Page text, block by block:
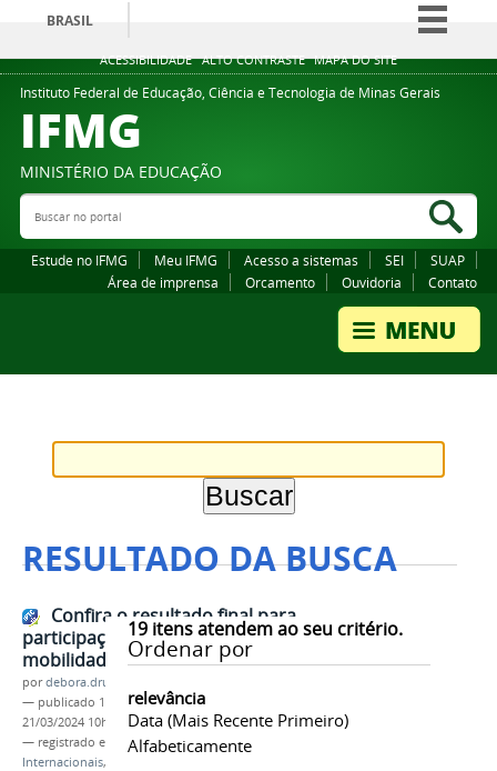
ACESSIBILIDADE ALTO CONTRASTE MAPA DO SITE
BRASIL
Simplifique!
Comunica BR
Legislação
Instituto Federal de Educação, Ciência e Tecnologia de Minas Gerais
IFMG
MINISTÉRIO DA EDUCAÇÃO
Buscar no portal
Estude no IFMG Meu IFMG Acesso a sistemas SEI
SUAP
Área de imprensa
Orcamento Ouvidoria Contato
RESULTADO DA BUSCA
19itens atendem ao seu critério.
Ordenar por
relevância
Data (mais Recente Primeiro)
Alfabeticamente
Confira o resultado final para
participação no programa de
mobilidade acadêmica
pordebora.drumond
— publicado 15/12/2017—última modificação
21/03/2024 10h04
— registrado em:
Assessoria de Relações
Internacionais,